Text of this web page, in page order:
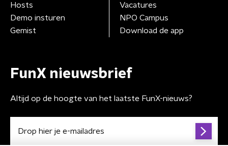
Hosts
Demo insturen
Gemist
Vacatures
NPO Campus
Download de app
FunX nieuwsbrief
Altijd op de hoogte van het laatste FunX-nieuws?